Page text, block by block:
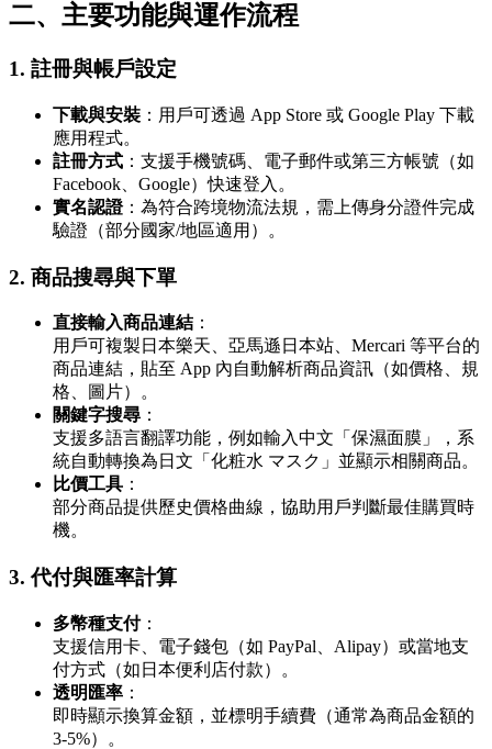
二、主要功能與運作流程
1. 註冊與帳戶設定
下載與安裝 ：用戶可透過 App Store 或 Google Play 下載
應用程式。
註冊方式 ：支援手機號碼、電子郵件或第三方帳號（如
Facebook、Google）快速登入。
實名認證：為符合跨境物流法規，需上傳身分證件完成
驗證（部分國家/地區適用）。
2. 商品搜尋與下單
直接輸入商品連結 ：
用戶可複製日本樂天、亞馬遜日本站、Mercari 等平台的
商品連結，貼至 App 內自動解析商品資訊（如價格、規
格、圖片）。
關鍵字搜尋 ：
支援多語言翻譯功能，例如輸入中文「保濕面膜」，系
統自動轉換為日文「化粧水 マスク」並顯示相關商品。
比價工具 ：
部分商品提供歷史價格曲線，協助用戶判斷最佳購買時
機。
3.代付與匯率計算
多幣種支付：
支援信用卡、電子錢包（如 PayPal、Alipay）或當地支
付方式（如日本便利店付款）。
透明匯率 ：
即時顯示換算金額，並標明手續費（通常為商品金額的
3-5%）。